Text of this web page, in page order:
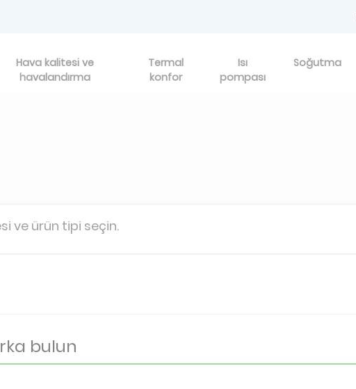
Hava kalitesi ve
havalandırma
Termal
konfor
Isı
pompası
Soğutma
ve ürün tipi seçin.